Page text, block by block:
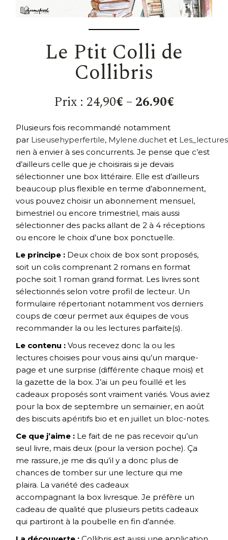
Le Ptit Colli de
Collibris
Prix : 24,90€ – 26.90€
Plusieurs fois recommandé notamment
par Liseusehyperfertile, Mylene.duchet et
rien à envier à ses concurrents. Je pense que c’est
d’ailleurs celle que je choisirais si je devais
sélectionner une box littéraire. Elle est d’ailleurs
beaucoup plus flexible en terme d’abonnement,
vous pouvez choisir un abonnement mensuel,
bimestriel ou encore trimestriel, mais aussi
sélectionner des packs allant de 2 à 4 réceptions
ou encore le choix d’une box ponctuelle.
Le principe : Deux choix de box sont proposés,
soit un colis comprenant 2 romans en format
poche soit 1 roman grand format. Les livres sont
sélectionnés selon votre profil de lecteur. Un
formulaire répertoriant notamment vos derniers
coups de cœur permet aux équipes de vous
recommander la ou les lectures parfaite(s).
Le contenu : Vous recevez donc la ou les
lectures choisies pour vous ainsi qu’un marque-
page et une surprise (différente chaque mois) et
la gazette de la box. J’ai un peu fouillé et les
cadeaux proposés sont vraiment variés. Vous aviez
pour la box de septembre un semainier, en août
des biscuits apéritifs bio et en juillet un bloc-notes.
Ce que j’aime : Le fait de ne pas recevoir qu’un
seul livre, mais deux (pour la version poche). Ça
me rassure, je me dis qu’il y a donc plus de
chances de tomber sur une lecture qui me
plaira. La variété des cadeaux
accompagnant la box livresque. Je préfère un
cadeau de qualité que plusieurs petits cadeaux
qui partiront à la poubelle en fin d’année.